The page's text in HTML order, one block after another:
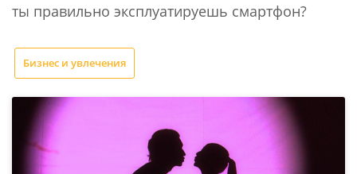
ты правильно эксплуатируешь смартфон?
Бизнес и увлечения